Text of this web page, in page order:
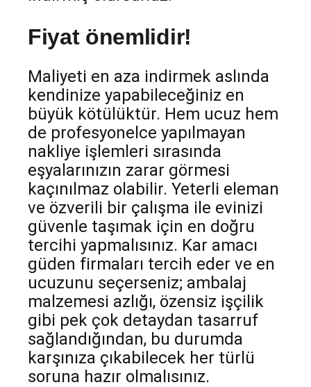
Fiyat önemlidir!
Maliyeti en aza indirmek aslında
kendinize yapabileceğiniz en
büyük kötülüktür. Hem ucuz hem
de profesyonelce yapılmayan
nakliye işlemleri sırasında
eşyalarınızın zarar görmesi
kaçınılmaz olabilir. Yeterli eleman
ve özverili bir çalışma ile evinizi
güvenle taşımak için en doğru
tercihi yapmalısınız. Kar amacı
güden firmaları tercih eder ve en
ucuzunu seçerseniz; ambalaj
malzemesi azlığı, özensiz işçilik
gibi pek çok detaydan tasarruf
sağlandığından, bu durumda
karşınıza çıkabilecek her türlü
soruna hazır olmalısınız.